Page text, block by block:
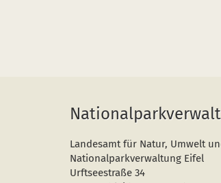
Landesamt für Natur, Umwelt
Nationalparkverwaltung Eifel
Urftseestraße 34